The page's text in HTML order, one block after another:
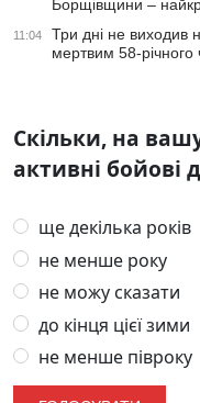
Борщівщини –
11:04
Три дні не виходив
мертвим 58-річного
Скільки, на
активні бойові
ще декілька років
не менше року
не можу сказати
до кінця цієї зими
не менше півроку